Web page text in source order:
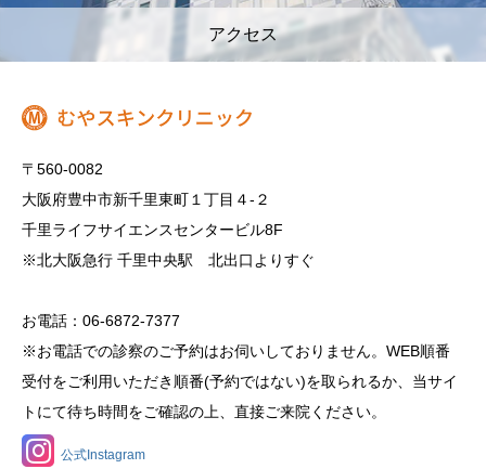
アクセス
〒560-0082
大阪府豊中市新千里東町１丁目４‐２
千里ライフサイエンスセンタービル8F
※北大阪急行 千里中央駅 北出口よりすぐ
お電話：06-6872-7377
※お電話での診察のご予約はお伺いしておりません。WEB順番
受付をご利用いただき順番(予約ではない)を取られるか、当サイ
トにて待ち時間をご確認の上、直接ご来院ください。
公式Instagram